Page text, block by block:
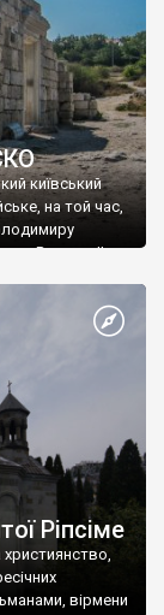
київський
на той час,
Василю ІІ, та
Таврійського
Ріпсіме
християнство,
вірмени